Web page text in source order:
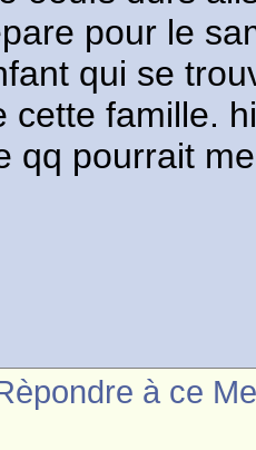
pour le
qui se
cette famille.
qq pourrait
à ce